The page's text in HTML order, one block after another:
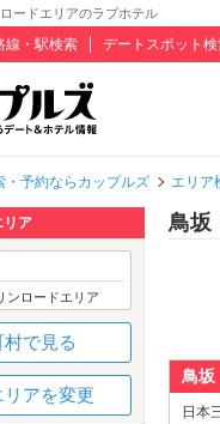
ードエリアのラブホテル
線・駅検索 デートスポット
・予約ならカップルズ エリア
鳥坂
鳥坂
日本
リア
ンロードエリア
で見る
リアを変更